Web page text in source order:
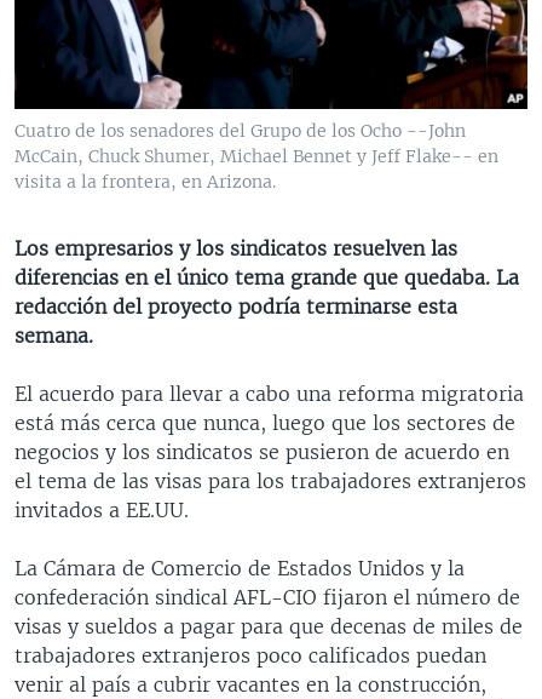
VENEZUELA
BRASIL
NICARAGUA
ECONOMÍA
ENTRETENIMIENTO Y CULTURA
TECNOLOGÍA
DEPORTES
CIENCIA Y SALUD
MULTIMEDIA
VIDEOS
FOTOGRAFÍA
AUDIOS
PROGRAMAS TV
EL MUNDO AL DÍA
FORO INTERAMERICANO
PANORAMA
RADIO
AVANCE INFORMATIVO
BUENOS DÍAS AMÉRICA
ESTADOS UNIDOS AL DÍA
DEPORTIVO INTERNACIONAL
NOTA ECONÓMICA
ENTRETENIMIENTO
DIRECT
DOCUMENTALES DE LA VOA
Learning English
Idiomas
Cuatro de los senadores del Grupo de los Ocho --John
McCain, Chuck Shumer, Michael Bennet y Jeff Flake-- en
visita a la frontera, en Arizona.
Los empresarios y los sindicatos resuelven las
diferencias en el único tema grande que quedaba. La
redacción del proyecto podría terminarse esta
semana.
El acuerdo para llevar a cabo una reforma migratoria
está más cerca que nunca, luego que los sectores de
negocios y los sindicatos se pusieron de acuerdo en
el tema de las visas para los trabajadores extranjeros
invitados a EE.UU.
La Cámara de Comercio de Estados Unidos y la
confederación sindical AFL-CIO fijaron el número de
visas y sueldos a pagar para que decenas de miles de
trabajadores extranjeros poco calificados puedan
venir al país a cubrir vacantes en la construcción,